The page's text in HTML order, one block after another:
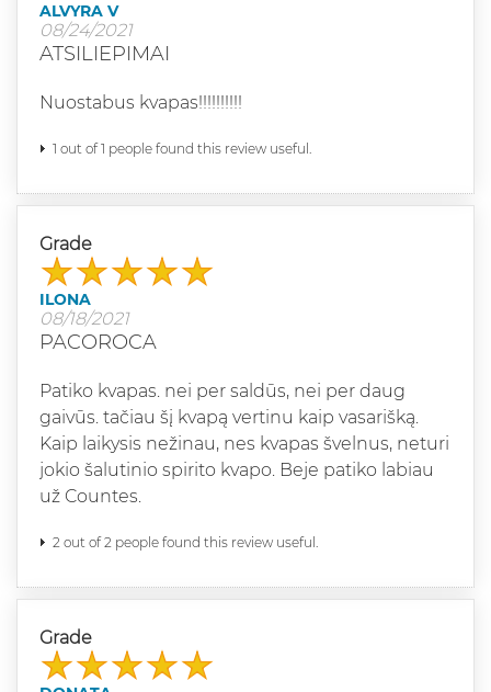
ALVYRA V
08/24/2021
ATSILIEPIMAI
Nuostabus kvapas!!!!!!!!!!
1 out of 1 people found this review useful.
Grade
ILONA
08/18/2021
PACOROCA
Patiko kvapas. nei per saldūs, nei per daug
gaivūs. tačiau šį kvapą vertinu kaip vasarišką.
Kaip laikysis nežinau, nes kvapas švelnus, neturi
jokio šalutinio spirito kvapo. Beje patiko labiau
už Countes.
2 out of 2 people found this review useful.
Grade